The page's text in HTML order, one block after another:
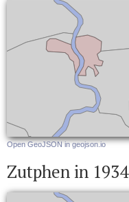
Open GeoJSON in geojson.io
Zutphen in 1934